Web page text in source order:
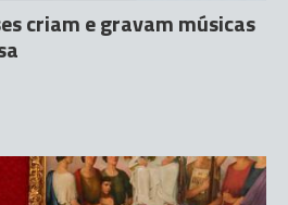
criam e gravam músicas